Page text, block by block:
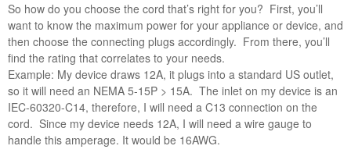
So how do you choose the cord that’s right for you? First, you’ll
want to know the maximum power for your appliance or device, and
then choose the connecting plugs accordingly. From there, you’ll
find the rating that correlates to your needs.
Example: My device draws 12A, it plugs into a standard US outlet,
so it will need an NEMA 5-15P > 15A. The inlet on my device is an
IEC-60320-C14, therefore, I will need a C13 connection on the
cord. Since my device needs 12A, I will need a wire gauge to
handle this amperage. It would be 16AWG.